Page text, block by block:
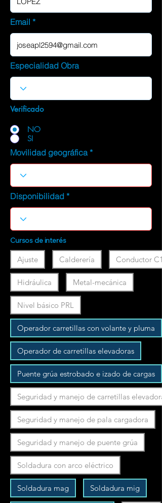
Email
Especialidad Obra
Verificado
NO
SI
Movilidad geográfica
Disponibilidad
Cursos de interés
Ajuste Calderería Conductor C1
Hidráulica Metal-mecánica
Nivel básico PRL
Operador carretillas con volante y pluma
Operador de carretillas elevadoras
Puente grúa estrobado e izado de cargas
Seguridad y manejo de carretillas
Seguridad y manejo de pala cargadora
Seguridad y manejo de puente grúa
Soldadura con arco eléctrico
Soldadura mag Soldadura mig